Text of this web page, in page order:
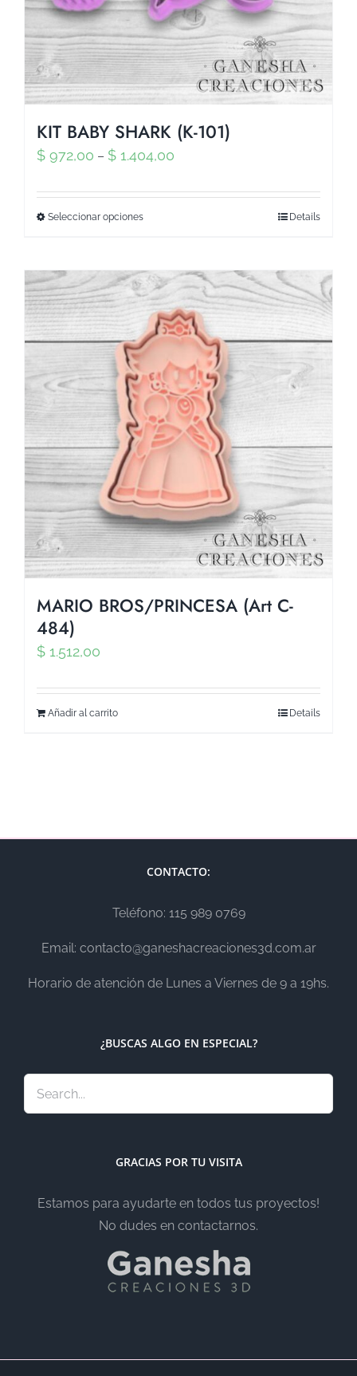
KIT BABY SHARK (K-101)
$ 972,00 – $ 1.404,00
Seleccionar opciones Details
MARIO BROS/PRINCESA (Art C-
484)
$ 1.512,00
Añadir al carrito Details
CONTACTO:
Teléfono: 115 989 0769
Email: contacto@ganeshacreaciones3d.com.ar
Horario de atención de Lunes a Viernes de 9 a 19hs.
¿BUSCAS ALGO EN ESPECIAL?
GRACIAS POR TU VISITA
Estamos para ayudarte en todos tus proyectos!
No dudes en contactarnos.